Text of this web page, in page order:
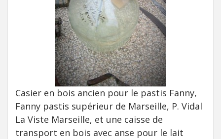
Casier en bois ancien pour le pastis Fanny,
Fanny pastis supérieur de Marseille, P. Vidal
La Viste Marseille, et une caisse de
transport en bois avec anse pour le lait